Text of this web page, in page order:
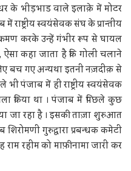
के भीड़भाड वाले इलाक़े में मोटर
राष्ट्रीय स्वयंसेवक संघ के प्रान्तीय
करके उन्हें गंभीर रूप से घायल
, ऐसा कहा जाता है कि गोली चलाने
बच गए अन्यथा इतनी नज़दीक़ से
पंजाब में ही राष्ट्रीय स्वयंसेवक
किया था । पंजाब में पिछले कुछ
जा रहा है । इसकी ताज़ा शुरुआत
गुरुद्वारा प्रबन्धक कमेटी
रहीम को माफ़ीनामा जारी कर